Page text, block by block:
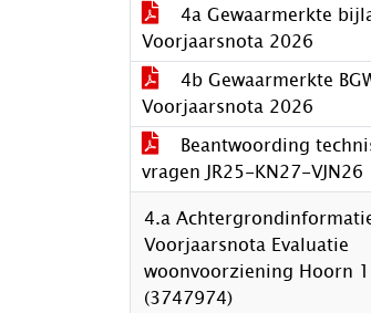
4a Gewaarmerkte
Voorjaarsnota 2026
4b Gewaarmerkte
Voorjaarsnota 2026
Beantwoording
vragen JR25-KN27-VJN26
4.a
Voorjaarsnota Evaluatie
woonvoorziening Hoorn
(3747974)